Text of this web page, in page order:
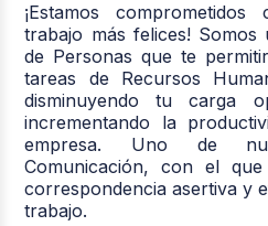
¡Estamos
trabajo más felices!
de Personas que te
tareas de Recursos
disminuyendo tu carga
incrementando la
empresa. Uno de
Comunicación, con el
correspondencia asertiva y
trabajo.